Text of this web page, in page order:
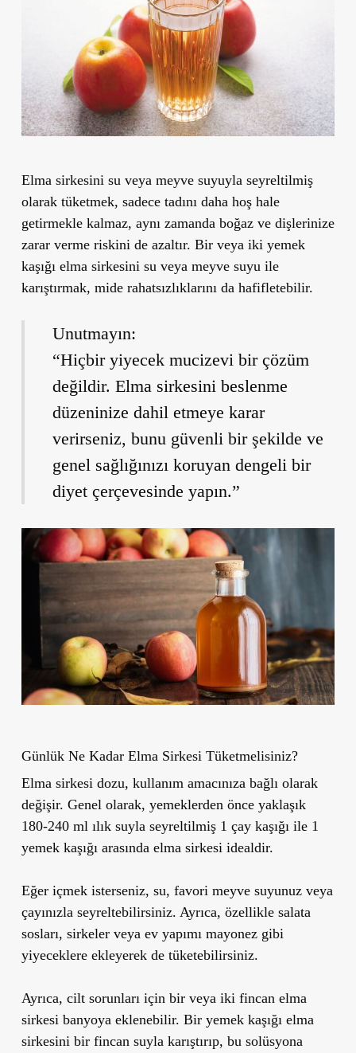
Elma sirkesini su veya meyve suyuyla seyreltilmiş
olarak tüketmek, sadece tadını daha hoş hale
getirmekle kalmaz, aynı zamanda boğaz ve dişlerinize
zarar verme riskini de azaltır. Bir veya iki yemek
kaşığı elma sirkesini su veya meyve suyu ile
karıştırmak, mide rahatsızlıklarını da hafifletebilir.
Unutmayın:
“Hiçbir yiyecek mucizevi bir çözüm
değildir. Elma sirkesini beslenme
düzeninize dahil etmeye karar
verirseniz, bunu güvenli bir şekilde ve
genel sağlığınızı koruyan dengeli bir
diyet çerçevesinde yapın.”
Günlük Ne Kadar Elma Sirkesi Tüketmelisiniz?
Elma sirkesi dozu, kullanım amacınıza bağlı olarak
değişir. Genel olarak, yemeklerden önce yaklaşık
180-240 ml ılık suyla seyreltilmiş 1 çay kaşığı ile 1
yemek kaşığı arasında elma sirkesi idealdir.
Eğer içmek isterseniz, su, favori meyve suyunuz veya
çayınızla seyreltebilirsiniz. Ayrıca, özellikle salata
sosları, sirkeler veya ev yapımı mayonez gibi
yiyeceklere ekleyerek de tüketebilirsiniz.
Ayrıca, cilt sorunları için bir veya iki fincan elma
sirkesi banyoya eklenebilir. Bir yemek kaşığı elma
sirkesini bir fincan suyla karıştırıp, bu solüsyona